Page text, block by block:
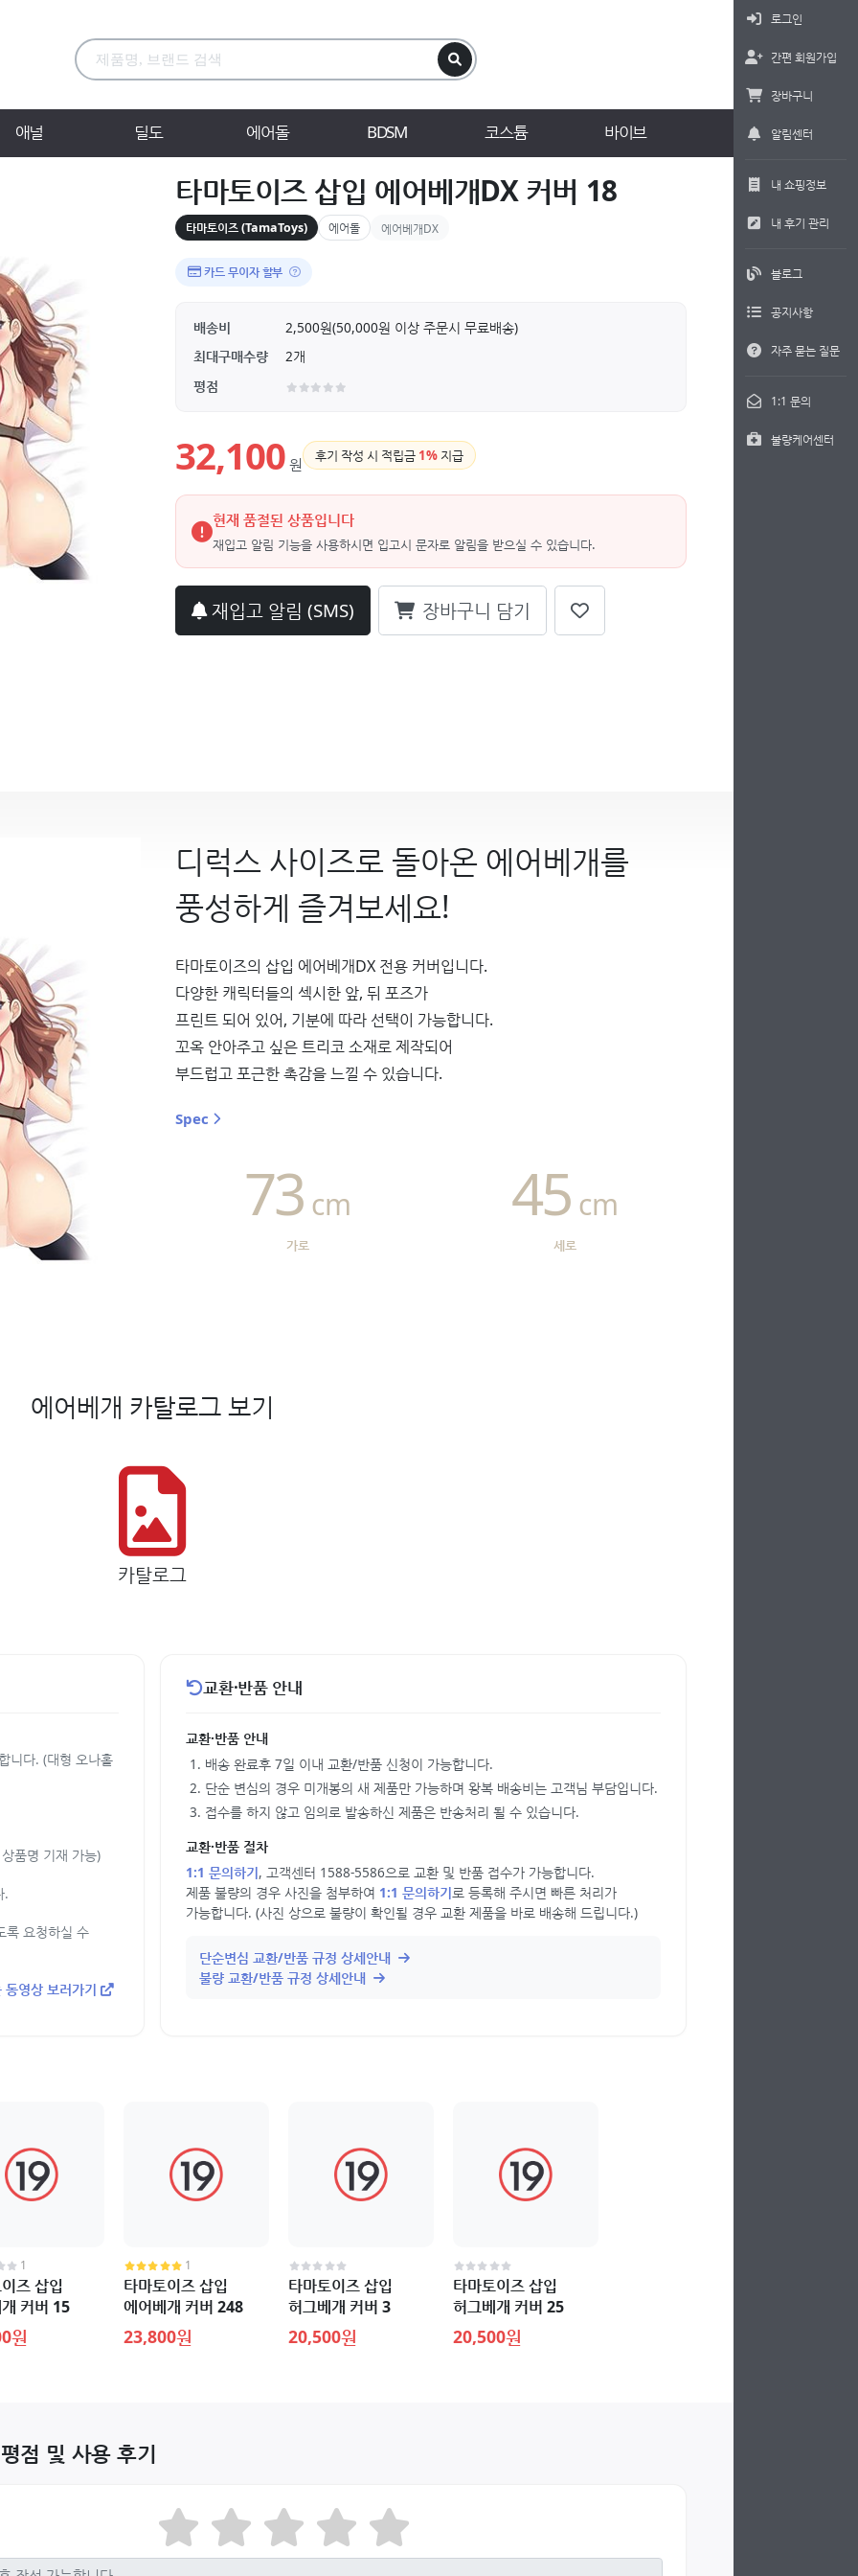
애널 딜도 에어돌 BDSM 코스튬 바이브
로그인
간편 회원가입
장바구니
알림센터
내 쇼핑정보
내 후기 관리
블로그
공지사항
자주 묻는 질문
1:1 문의
불량케어센터
타마토이즈 삽입 에어베개DX 커버 18
타마토이즈 (TamaToys) 에어돌 에어베개DX
카드 무이자 할부
배송비
2,500원(50,000원 이상 주문시 무료배송)
최대구매수량
2개
평점
32,100 원 후기 작성 시 적립금 1% 지급
현재 품절된 상품입니다
재입고 알림 기능을 사용하시면 입고시 문자로 알림을 받으실 수 있습니다.
재입고 알림 (SMS) 장바구니 담기
디럭스 사이즈로 돌아온 에어베개를
풍성하게 즐겨보세요!
타마토이즈의 삽입 에어베개DX 전용 커버입니다.
다양한 캐릭터들의 섹시한 앞, 뒤 포즈가
프린트 되어 있어, 기분에 따라 선택이 가능합니다.
꼬옥 안아주고 싶은 트리코 소재로 제작되어
부드럽고 포근한 촉감을 느낄 수 있습니다.
Spec
가로
73 cm
세로
45 cm
에어베개 카탈로그 보기
카탈로그
니다. (대형 오나홀
품명 기재 가능)
.
록 요청하실 수
동영상 보러가기
교환·반품 안내
교환·반품 안내
배송 완료후 7일 이내 교환/반품 신청이 가능합니다.
단순 변심의 경우 미개봉의 새 제품만 가능하며 왕복 배송비는 고객님 부담입니다.
접수를 하지 않고 임의로 발송하신 제품은 반송처리 될 수 있습니다.
교환·반품 절차
1:1 문의하기, 고객센터 1588-5586으로 교환 및 반품 접수가 가능합니다.
제품 불량의 경우 사진을 첨부하여 1:1 문의하기로 등록해 주시면 빠른 처리가
가능합니다. (사진 상으로 불량이 확인될 경우 교환 제품을 바로 배송해 드립니다.)
단순변심 교환/반품 규정 상세안내
불량 교환/반품 규정 상세안내
1
즈 삽입
커버 15
원
1
타마토이즈 삽입
에어베개 커버 248
23,800원
타마토이즈 삽입
허그베개 커버 3
20,500원
타마토이즈 삽입
허그베개 커버 25
20,500원
점 및 사용 후기